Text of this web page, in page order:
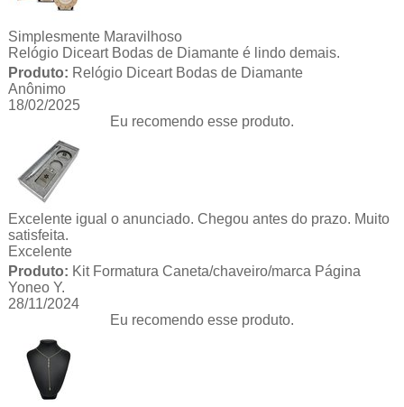
Simplesmente Maravilhoso
Relógio Diceart Bodas de Diamante é lindo demais.
Produto: Relógio Diceart Bodas de Diamante
Anônimo
18/02/2025
Eu recomendo esse produto.
Excelente igual o anunciado. Chegou antes do prazo. Muito
satisfeita.
Excelente
Produto: Kit Formatura Caneta/chaveiro/marca Página
Yoneo Y.
28/11/2024
Eu recomendo esse produto.